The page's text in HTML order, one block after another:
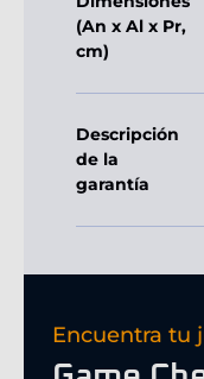
(An x Al x Pr,
cm)
Descripción
de la
garantía
Encuentra tu